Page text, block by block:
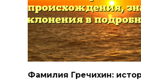
Фамилия Гречихин: